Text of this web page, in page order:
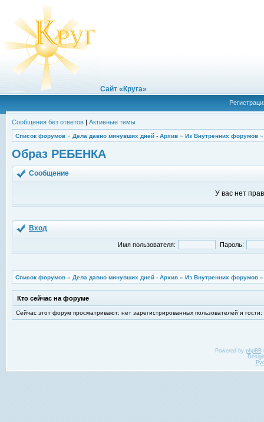
Сайт «Круга»
Сообщения без ответов | Активные темы
Список форумов » Дела давно минувших дней - Архив » Из Внутренних форумов
Образ РЕБЕНКА
Сообщение
У вас нет
Вход
Имя пользователя: Пароль:
Список форумов » Дела давно минувших дней - Архив » Из Внутренних форумов
Кто сейчас на форуме
Сейчас этот форум просматривают: нет зарегистрированных пользователей и гости:
Powered by phpBB